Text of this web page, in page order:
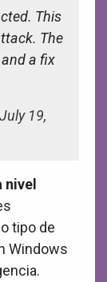
This
The
a fix
July 19,
tipo de
Windows